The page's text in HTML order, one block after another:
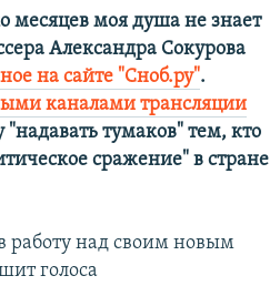
месяцев моя душа не знает
Александра Сокурова
на сайте "Сноб.ру".
каналами трансляции
"надавать тумаков" тем, кто
сражение" в стране
работу над своим новым
голоса